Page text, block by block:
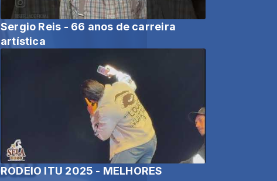
Sergio Reis - 66 anos de carreira
artística
RODEIO ITU 2025 - MELHORES